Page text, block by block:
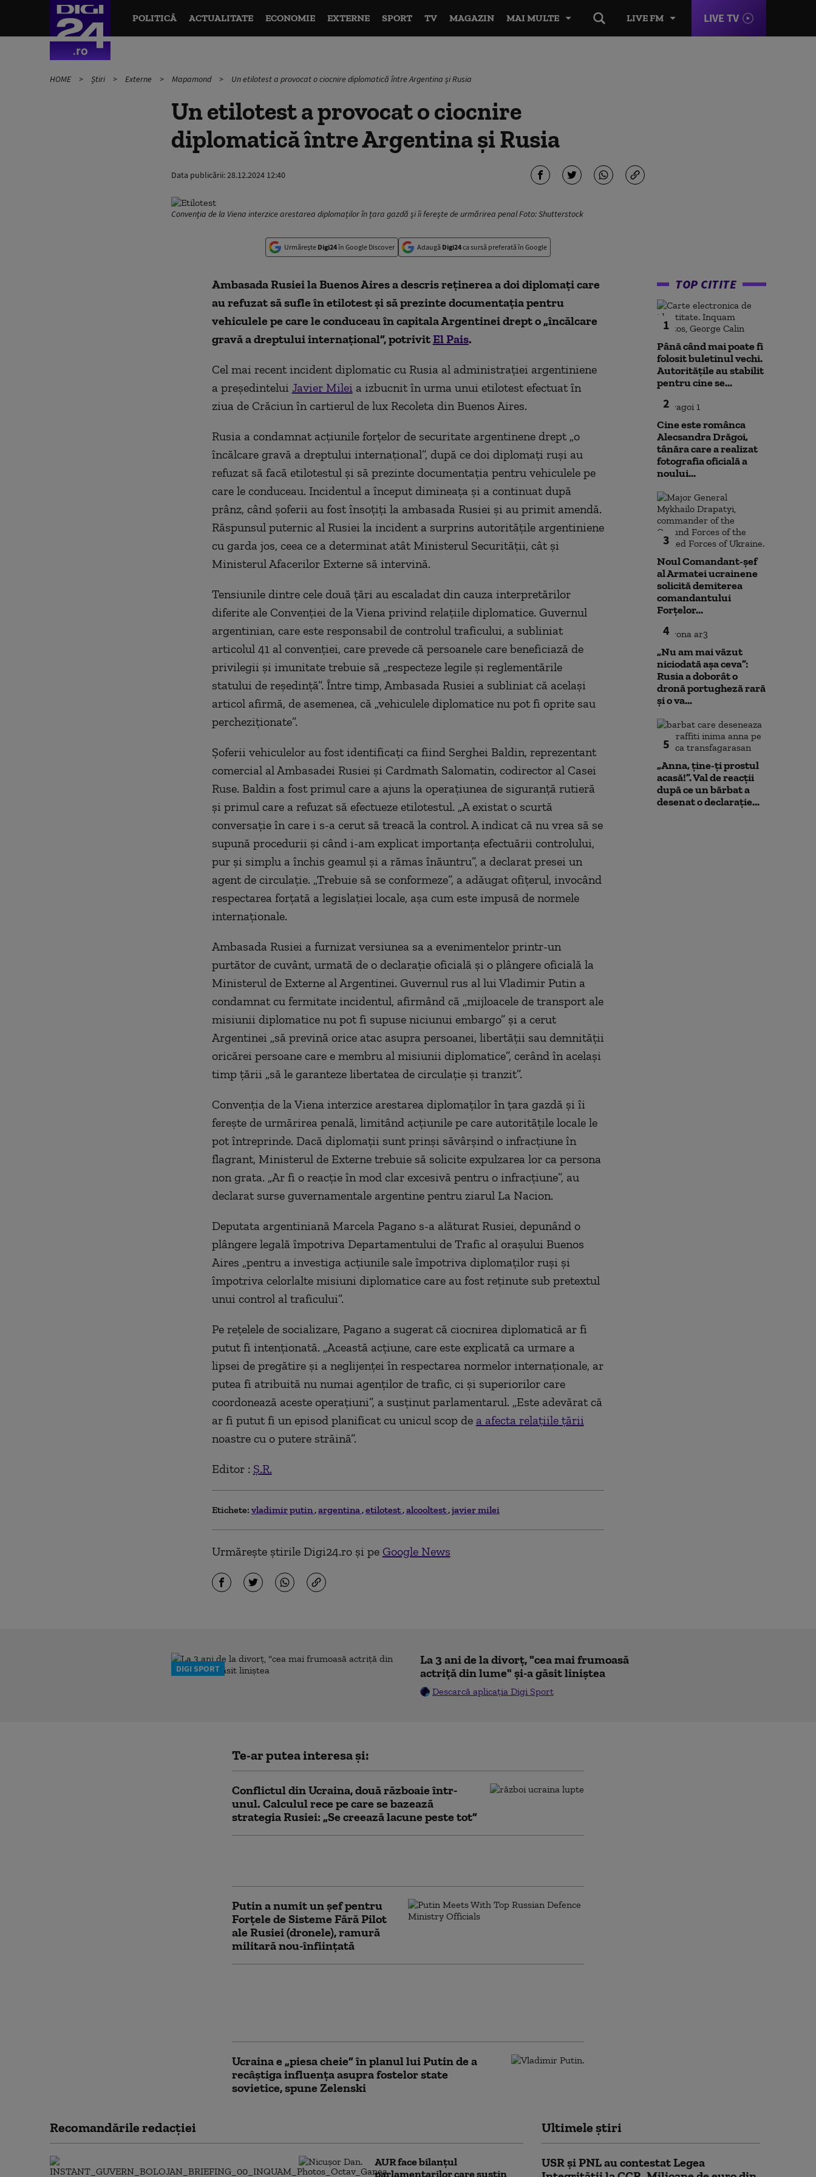
LIVE FM LIVE TV
POLITICĂ ACTUALITATE ECONOMIE EXTERNE SPORT TV MAGAZIN MAI MULTE
HOME Știri Externe Mapamond Un etilotest a provocat o ciocnire diplomatică între Argentina și Rusia
Un etilotest a provocat o ciocnire
diplomatică între Argentina și Rusia
Data publicării:28.12.2024 12:40
Convenția de la Viena interzice arestarea diplomaților în țara gazdă și îi ferește de urmărirea penal Foto: Shutterstock
Urmărește Digi24în Google Discover Adaugă Digi24ca sursă preferată în Google
Ambasada Rusiei la Buenos Aires a descris reținerea a doi diplomați care
au refuzat să sufle în etilotest și să prezinte documentația pentru
vehiculele pe care le conduceau în capitala Argentinei drept o „încălcare
gravă a dreptului internațional”, potrivitEl Pais.
Cel mai recent incident diplomatic cu Rusia al administrației argentiniene
a președintelui Javier Mileia izbucnit în urma unui etilotest efectuat în
ziua de Crăciun în cartierul de lux Recoleta din Buenos Aires.
Rusia a condamnat acțiunile forțelor de securitate argentinene drept „o
încălcare gravă a dreptului internațional”, după ce doi diplomați ruși au
refuzat să facă etilotestul și să prezinte documentația pentru vehiculele pe
care le conduceau. Incidentul a început dimineața și a continuat după
prânz, când șoferii au fost însoțiți la ambasada Rusiei și au primit amendă.
Răspunsul puternic al Rusiei la incident a surprins autoritățile argentiniene
cu garda jos, ceea ce a determinat atât Ministerul Securității, cât și
Ministerul Afacerilor Externe să intervină.
Tensiunile dintre cele două țări au escaladat din cauza interpretărilor
diferite ale Convenției de la Viena privind relațiile diplomatice. Guvernul
argentinian, care este responsabil de controlul traficului, a subliniat
articolul 41 al convenției, care prevede că persoanele care beneficiază de
privilegii și imunitate trebuie să „respecteze legile și reglementările
statului de reședință”. Între timp, Ambasada Rusiei a subliniat că același
articol afirmă, de asemenea, că „vehiculele diplomatice nu pot fi oprite sau
percheziționate”.
Șoferii vehiculelor au fost identificați ca fiind Serghei Baldin, reprezentant
comercial al Ambasadei Rusiei și Cardmath Salomatin, codirector al Casei
Ruse. Baldin a fost primul care a ajuns la operaţiunea de siguranţă rutieră
şi primul care a refuzat să efectueze etilotestul. „A existat o scurtă
conversație în care i s-a cerut să treacă la control. A indicat că nu vrea să se
supună procedurii și când i-am explicat importanța efectuării controlului,
pur și simplu a închis geamul și a rămas înăuntru”, a declarat presei un
agent de circulație. „Trebuie să se conformeze”, a adăugat ofițerul, invocând
respectarea forțată a legislației locale, așa cum este impusă de normele
internaționale.
Ambasada Rusiei a furnizat versiunea sa a evenimentelor printr-un
purtător de cuvânt, urmată de o declarație oficială și o plângere oficială la
Ministerul de Externe al Argentinei. Guvernul rus al lui Vladimir Putin a
condamnat cu fermitate incidentul, afirmând că „mijloacele de transport ale
misiunii diplomatice nu pot fi supuse niciunui embargo” și a cerut
Argentinei „să prevină orice atac asupra persoanei, libertății sau demnității
oricărei persoane care e membru al misiunii diplomatice”, cerând în același
timp țării „să le garanteze libertatea de circulație și tranzit”.
Convenția de la Viena interzice arestarea diplomaților în țara gazdă și îi
ferește de urmărirea penală, limitând acțiunile pe care autoritățile locale le
pot întreprinde. Dacă diplomații sunt prinși săvârșind o infracțiune în
flagrant, Ministerul de Externe trebuie să solicite expulzarea lor ca persona
non grata. „Ar fi o reacție în mod clar excesivă pentru o infracțiune”, au
declarat surse guvernamentale argentine pentru ziarul La Nacion.
Deputata argentiniană MarcelaPagano s-a alăturat Rusiei, depunând o
plângere legală împotriva Departamentului de Trafic al orașului Buenos
Aires „pentru a investiga acțiunile sale împotriva diplomaților ruși și
împotriva celorlalte misiuni diplomatice care au fost reținute sub pretextul
unui control al traficului”.
Pe rețelele de socializare, Pagano a sugerat că ciocnirea diplomatică ar fi
putut fi intenționată. „Această acțiune, care este explicată ca urmare a
lipsei de pregătire și a neglijenței în respectarea normelor internaționale, ar
putea fi atribuită nu numai agenților de trafic, ci și superiorilor care
coordonează aceste operațiuni”, a susținut parlamentarul. „Este adevărat că
ar fi putut fi un episod planificat cu unicul scop de a afecta relațiile țării
noastre cu o putere străină”.
Editor : Ș.R.
Etichete: vladimir putin argentina etilotest alcooltest javier milei
Urmărește știrile Digi24.ro și pe Google News
TOP CITITE
1
Până când mai poate fi
folosit buletinul vechi.
Autoritățile au stabilit
pentru cine se...
2
Cine este românca
Alecsandra Drăgoi,
tânăra care a realizat
fotografia oficială a
noului...
3
Noul Comandant-șef
al Armatei ucrainene
solicită demiterea
comandantului
Forțelor...
4
„Nu am mai văzut
niciodată așa ceva”:
Rusia a doborât o
dronă portugheză rară
și o va...
5
„Anna, ţine-ţi prostul
acasă!”. Val de reacții
după ce un bărbat a
desenat o declarație...
DIGI SPORT
La 3 ani de la divorț, "cea mai frumoasă
actriță din lume" și-a găsit liniștea
Descarcă aplicația Digi Sport
Te-ar putea interesa și:
Conflictul din Ucraina, două războaie într-
unul. Calculul rece pe care se bazează
strategia Rusiei: „Se creează lacune peste tot”
Putin a numit un șef pentru
Forțele de Sisteme Fără Pilot
ale Rusiei (dronele), ramură
militară nou-înființată
Ucraina e „piesa cheie” în planul lui Putin de a
recâștiga influenţa asupra fostelor state
sovietice, spune Zelenski
Recomandările redacţiei
AUR face bilanțul
parlamentarilor care susțin
Ultimele știri
USR și PNL au contestat Legea